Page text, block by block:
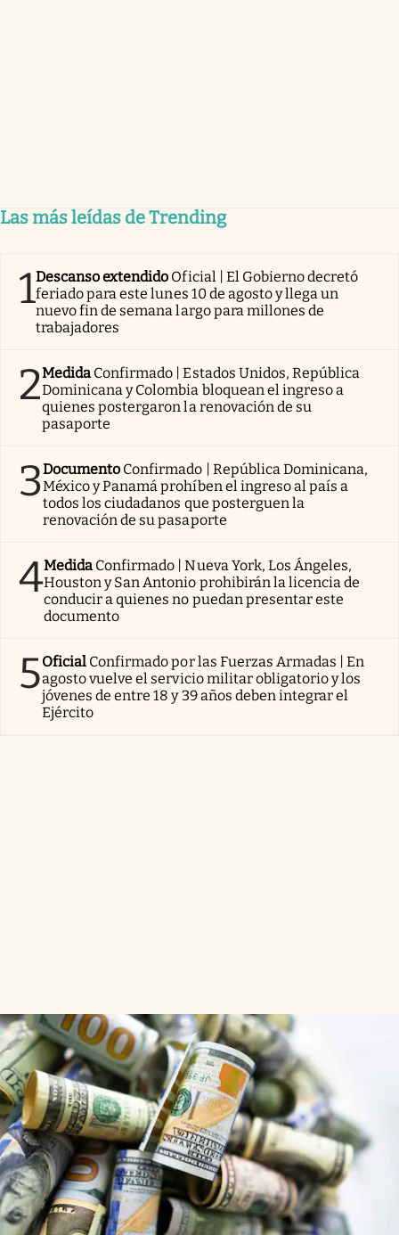
Las más leídas de Trending
1Descanso extendido Oficial | El Gobierno decretó
feriado para este lunes 10 de agosto y llega un
nuevo fin de semana largo para millones de
trabajadores
2Medida Confirmado | Estados Unidos, República
Dominicana y Colombia bloquean el ingreso a
quienes postergaron la renovación de su
pasaporte
3Documento Confirmado | República Dominicana,
México y Panamá prohíben el ingreso al país a
todos los ciudadanos que posterguen la
renovación de su pasaporte
4Medida Confirmado | Nueva York, Los Ángeles,
Houston y San Antonio prohibirán la licencia de
conducir a quienes no puedan presentar este
documento
5Oficial Confirmado por las Fuerzas Armadas | En
agosto vuelve el servicio militar obligatorio y los
jóvenes de entre 18 y 39 años deben integrar el
Ejército